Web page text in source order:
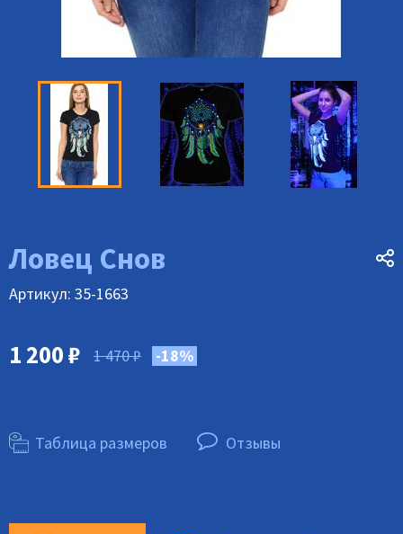
Ловец Снов
Артикул: 35-1663
1 200₽ 1 470₽ -18%
Таблица размеров Отзывы